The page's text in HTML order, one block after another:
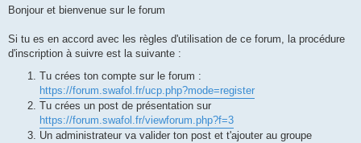
s
g
Bonjour et bienvenue sur le forum
Si tu es en accord avec les règles d'utilisation de ce forum, la procédure
d'inscription à suivre est la suivante :
Tu crées ton compte sur le forum :
https://forum.swafol.fr/ucp.php?mode=register
Tu crées un post de présentation sur
https://forum.swafol.fr/viewforum.php?f=3
Un administrateur va valider ton post et t'ajouter au groupe